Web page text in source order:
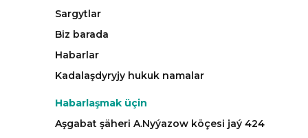
Sargytlar
Biz barada
Habarlar
Kadalaşdyryjy hukuk namalar
Habarlaşmak üçin
Aşgabat şäheri A.Nyýazow köçesi jaý 424